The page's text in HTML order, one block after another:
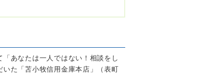
あなたは一人ではない！相談をし
た「苫小牧信用金庫本店」（表町